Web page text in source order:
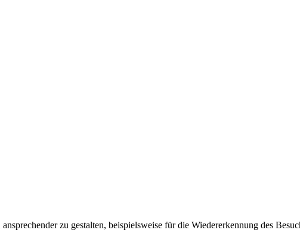
zu gestalten, beispielsweise für die Wiedererkennung des